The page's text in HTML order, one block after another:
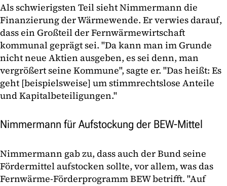
Als schwierigsten Teil sieht Nimmermann die
Finanzierung der Wärmewende. Er verwies darauf,
dass ein Großteil der Fernwärmewirtschaft
kommunal geprägt sei. "Da kann man im Grunde
nicht neue Aktien ausgeben, es sei denn, man
vergrößert seine Kommune", sagte er. "Das heißt: Es
geht [beispielsweise] um stimmrechtslose Anteile
und Kapitalbeteiligungen."
Nimmermann für Aufstockung der BEW-Mittel
Nimmermann gab zu, dass auch der Bund seine
Fördermittel aufstocken sollte, vor allem, was das
Fernwärme-Förderprogramm BEW betrifft. "Auf